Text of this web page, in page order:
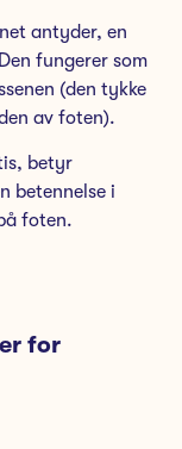
antyder, en
fungerer som
(den tykke
av foten).
betyr
betennelse i
foten.
for